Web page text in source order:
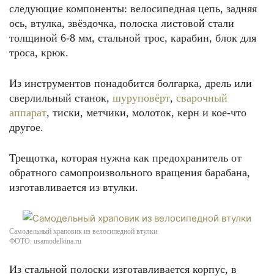
следующие компоненты: велосипедная цепь, задняя
ось, втулка, звёздочка, полоска листовой стали
толщиной 6-8 мм, стальной трос, карабин, блок для
троса, крюк.
Из инструментов понадобится болгарка, дрель или
сверлильный станок, шуруповёрт, сварочный
аппарат, тиски, метчики, молоток, керн и кое-что
другое.
Трещотка, которая нужна как предохранитель от
обратного самопроизвольного вращения барабана,
изготавливается из втулки.
Самодельный храповик из велосипедной втулки
ФОТО: usamodelkina.ru
Из стальной полоски изготавливается корпус, в